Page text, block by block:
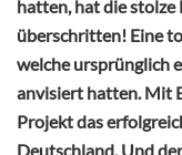
hatten, hat die
überschritten! Eine
welche ursprünglich
anvisiert hatten. Mit
Projekt das
Deutschland. Und